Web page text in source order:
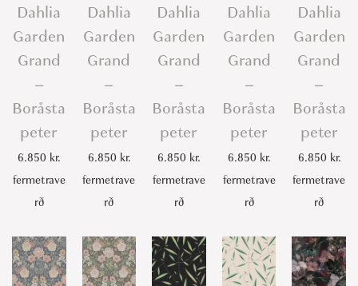
Dahlia
Garden
Grand
–
Boråsta
peter
6.850 kr.
fermetrave
rð
Dahlia
Garden
Grand
–
Boråsta
peter
6.850 kr.
fermetrave
rð
Dahlia
Garden
Grand
–
Boråsta
peter
6.850 kr.
fermetrave
rð
Dahlia
Garden
Grand
–
Boråsta
peter
6.850 kr.
fermetrave
rð
Dahlia
Garden
Grand
–
Boråsta
peter
6.850 kr.
fermetrave
rð